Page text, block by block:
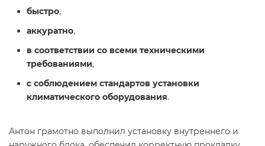
быстро,
аккуратно,
в соответствии со всеми техническими
требованиями,
с соблюдением стандартов установки
климатического оборудования.
Антон грамотно выполнил установку внутреннего и